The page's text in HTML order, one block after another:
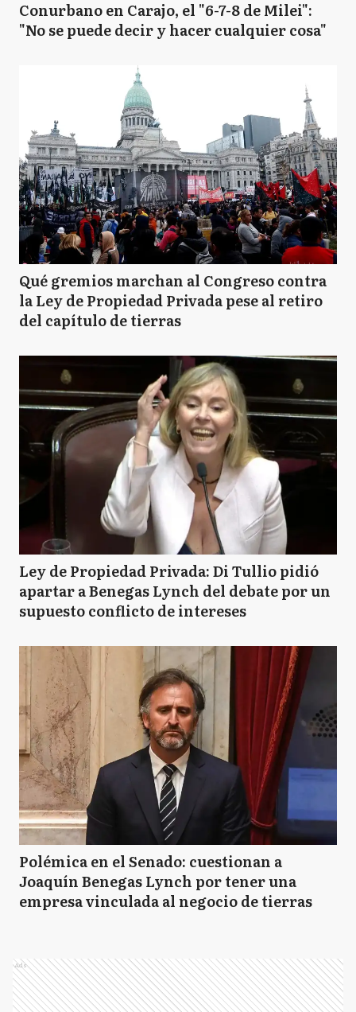
Conurbano en Carajo, el "6-7-8 de Milei":
"No se puede decir y hacer cualquier cosa"
Qué gremios marchan al Congreso contra
la Ley de Propiedad Privada pese al retiro
del capítulo de tierras
Ley de Propiedad Privada: Di Tullio pidió
apartar a Benegas Lynch del debate por un
supuesto conflicto de intereses
Polémica en el Senado: cuestionan a
Joaquín Benegas Lynch por tener una
empresa vinculada al negocio de tierras
Ads